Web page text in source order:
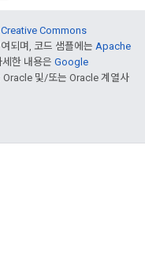
Creative Commons
되며, 코드 샘플에는 Apache
한 내용은 Google
Oracle 및/또는 Oracle 계열사